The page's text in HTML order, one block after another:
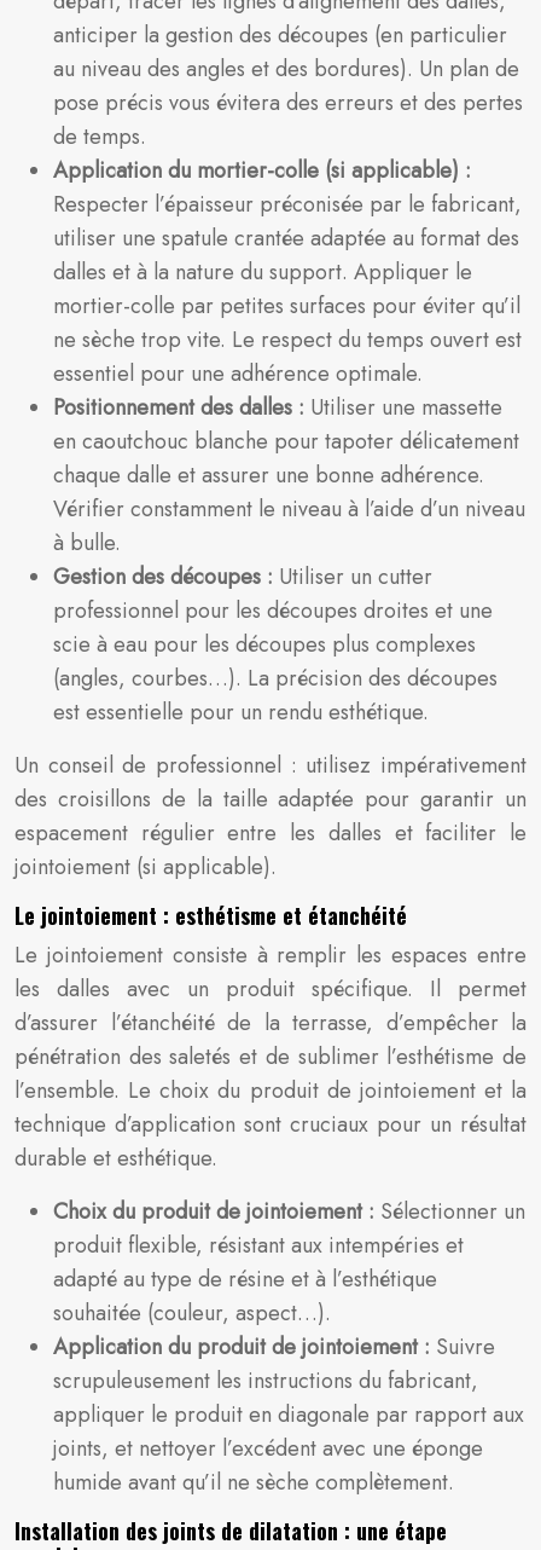
anticiper la gestion des découpes (en particulier
au niveau des angles et des bordures). Un plan de
pose précis vous évitera des erreurs et des pertes
de temps.
Application du mortier-colle (si applicable) :
Respecter l’épaisseur préconisée par le fabricant,
utiliser une spatule crantée adaptée au format des
dalles et à la nature du support. Appliquer le
mortier-colle par petites surfaces pour éviter qu’il
ne sèche trop vite. Le respect du temps ouvert est
essentiel pour une adhérence optimale.
Positionnement des dalles : Utiliser une massette
en caoutchouc blanche pour tapoter délicatement
chaque dalle et assurer une bonne adhérence.
Vérifier constamment le niveau à l’aide d’un niveau
à bulle.
Gestion des découpes : Utiliser un cutter
professionnel pour les découpes droites et une
scie à eau pour les découpes plus complexes
(angles, courbes…). La précision des découpes
est essentielle pour un rendu esthétique.
Un conseil de professionnel : utilisez impérativement
des croisillons de la taille adaptée pour garantir un
espacement régulier entre les dalles et faciliter le
jointoiement (si applicable).
Le jointoiement : esthétisme et étanchéité
Le jointoiement consiste à remplir les espaces entre
les dalles avec un produit spécifique. Il permet
d’assurer l’étanchéité de la terrasse, d’empêcher la
pénétration des saletés et de sublimer l’esthétisme de
l’ensemble. Le choix du produit de jointoiement et la
technique d’application sont cruciaux pour un résultat
durable et esthétique.
Choix du produit de jointoiement : Sélectionner un
produit flexible, résistant aux intempéries et
adapté au type de résine et à l’esthétique
souhaitée (couleur, aspect…).
Application du produit de jointoiement : Suivre
scrupuleusement les instructions du fabricant,
appliquer le produit en diagonale par rapport aux
joints, et nettoyer l’excédent avec une éponge
humide avant qu’il ne sèche complètement.
Installation des joints de dilatation : une étape